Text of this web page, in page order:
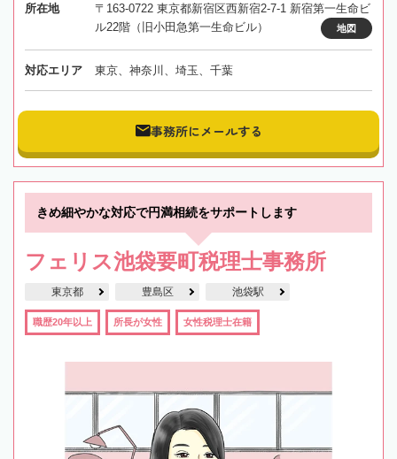
所在地
〒163-0722 東京都新宿区西新宿2-7-1 新宿第一生命ビ
ル22階（旧小田急第一生命ビル）
地図
対応エリア 東京、神奈川、埼玉、千葉
事務所にメールする
きめ細やかな対応で円満相続をサポートします
フェリス池袋要町税理士事務所
東京都 豊島区 池袋駅
職歴20年以上 所長が女性 女性税理士在籍